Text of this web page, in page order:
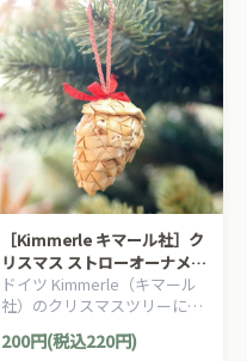
［Kimmerle キマール社］ク
リスマス ストローオーナメン
ト 松ぼっくり 5cm
ドイツ Kimmerle（キマール
社）のクリスマスツリーにぴ
ったりな松ぼっくりのストロ
ーオーナメントです。
200円(税込220円)